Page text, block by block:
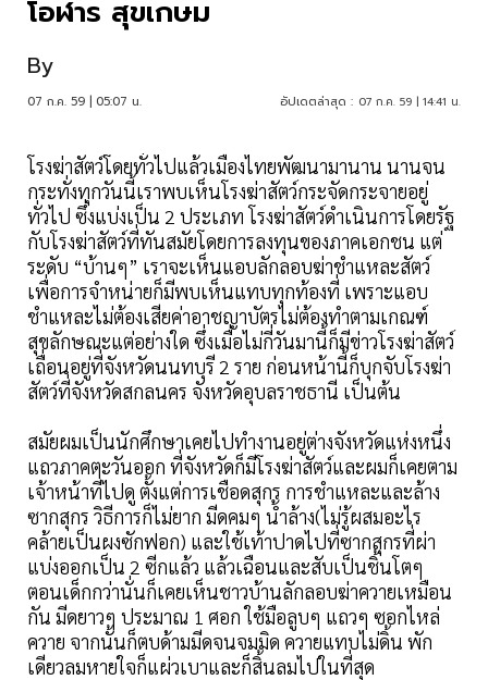
โอฬาร สุขเกษม
By
07 ก.ค. 59 | 05:07 น. อัปเดตล่าสุด : 07 ก.ค. 59 | 14:41 น.
โรงฆ่าสัตว์โดยทั่วไปแล้วเมืองไทยพัฒนามานาน นานจน
กระทั่งทุกวันนี้เราพบเห็นโรงฆ่าสัตว์กระจัดกระจายอยู่
ทั่วไป ซึ่งแบ่งเป็น 2 ประเภท โรงฆ่าสัตว์ดำเนินการโดยรัฐ
กับโรงฆ่าสัตว์ที่ทันสมัยโดยการลงทุนของภาคเอกชน แต่
ระดับ “บ้านๆ” เราจะเห็นแอบลักลอบฆ่าชำแหละสัตว์
เพื่อการจำหน่ายก็มีพบเห็นแทบทุกท้องที่ เพราะแอบ
ชำแหละไม่ต้องเสียค่าอาชญาบัตรไม่ต้องทำตามเกณฑ์
สุขลักษณะแต่อย่างใด ซึ่งเมื่อไม่กี่วันมานี้ก็มีข่าวโรงฆ่าสัตว์
เถื่อนอยู่ที่จังหวัดนนทบุรี 2 ราย ก่อนหน้านี้ก็บุกจับโรงฆ่า
สัตว์ที่จังหวัดสกลนคร จังหวัดอุบลราชธานี เป็นต้น
สมัยผมเป็นนักศึกษาเคยไปทำงานอยู่ต่างจังหวัดแห่งหนึ่ง
แถวภาคตะวันออก ที่จังหวัดก็มีโรงฆ่าสัตว์และผมก็เคยตาม
เจ้าหน้าที่ไปดู ตั้งแต่การเชือดสุกร การชำแหละและล้าง
ซากสุกร วิธีการก็ไม่ยาก มีดคมๆ น้ำล้าง(ไม่รู้ผสมอะไร
คล้ายเป็นผงซักฟอก) และใช้เท้าปาดไปที่ซากสุกรที่ผ่า
แบ่งออกเป็น 2 ซีกแล้ว แล้วเฉือนและสับเป็นชิ้นโตๆ
ตอนเด็กกว่านั่นก็เคยเห็นชาวบ้านลักลอบฆ่าควายเหมือน
กัน มีดยาวๆ ประมาณ 1 ศอก ใช้มือลูบๆ แถวๆ ซอกไหล่
ควาย จากนั้นก็ตบด้ามมีดจนจมมิด ควายแทบไม่ดิ้น พัก
เดียวลมหายใจก็แผ่วเบาและก็สิ้นลมไปในที่สุด